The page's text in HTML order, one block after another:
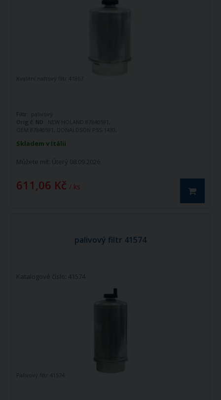
Skladem v Itálii
Můžete mít: Úterý 08.09.2026
611,06 Kč / ks
Kvalitní naftový filtr 41867
Filtr: palivový
Orig.č. ND: NEW HOLAND 87840591,
OEM 87840591, DONALDSON P55-1430,
palivový filtr 41574
Katalogové číslo: 41574
Palivový filtr 41574